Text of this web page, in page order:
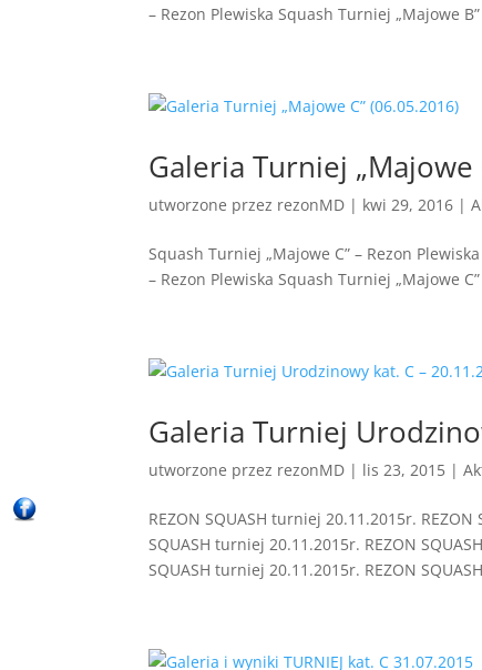
– Rezon Plewiska Squash Turniej „Majowe
Galeria Turniej „Majowe
utworzone przez rezonMD | kwi 29, 2016 |
Squash Turniej „Majowe C” – Rezon
– Rezon Plewiska Squash Turniej „Majowe
Galeria Turniej
utworzone przez rezonMD | lis 23, 2015 |
REZON SQUASH turniej 20.11.2015r.
SQUASH turniej 20.11.2015r. REZON
SQUASH turniej 20.11.2015r. REZON